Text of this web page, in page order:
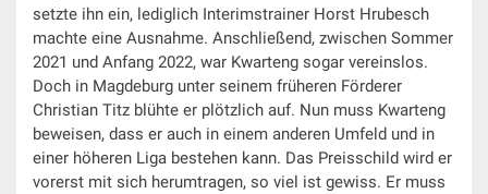
setzte ihn ein, lediglich Interimstrainer Horst Hrubesch
machte eine Ausnahme. Anschließend, zwischen Sommer
2021 und Anfang 2022, war Kwarteng sogar vereinslos.
Doch in Magdeburg unter seinem früheren Förderer
Christian Titz blühte er plötzlich auf. Nun muss Kwarteng
beweisen, dass er auch in einem anderen Umfeld und in
einer höheren Liga bestehen kann. Das Preisschild wird er
vorerst mit sich herumtragen, so viel ist gewiss. Er muss